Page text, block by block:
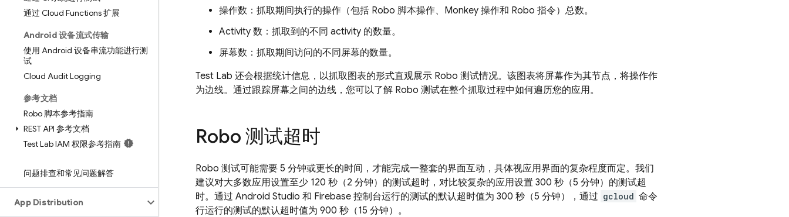
通过 Cloud Functions 扩展
Android 设备流式传输
使用 Android 设备串流功能进行测
试
Cloud Audit Logging
参考文档
Robo 脚本参考指南
REST API 参考文档
Test Lab IAM 权限参考指南
问题排查和常见问题解答
App Distribution
操作数：抓取期间执行的操作（包括 Robo 脚本操作、Monkey 操作和 Robo 指令）总数。
Activity 数：抓取到的不同 activity 的数量。
屏幕数：抓取期间访问的不同屏幕的数量。
Test Lab 还会根据统计信息，以抓取图表的形式直观展示 Robo 测试情况。该图表将屏幕作为其节点，将操作作
为边线。通过跟踪屏幕之间的边线，您可以了解 Robo 测试在整个抓取过程中如何遍历您的应用。
Robo 测试超时
Robo 测试可能需要 5 分钟或更长的时间，才能完成一整套的界面互动，具体视应用界面的复杂程度而定。我们
建议对大多数应用设置至少 120 秒（2 分钟）的测试超时，对比较复杂的应用设置 300 秒（5 分钟）的测试超
时。通过 Android Studio 和 Firebase 控制台运行的测试的默认超时值为 300 秒（5 分钟），通过 gcloud 命令
行运行的测试的默认超时值为 900 秒（15 分钟）。